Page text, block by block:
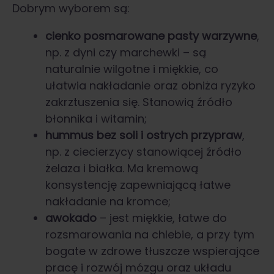
Dobrym wyborem są:
cienko posmarowane pasty warzywne,
np. z dyni czy marchewki – są
naturalnie wilgotne i miękkie, co
ułatwia nakładanie oraz obniża ryzyko
zakrztuszenia się. Stanowią źródło
błonnika i witamin;
hummus bez soli i ostrych przypraw,
np. z ciecierzycy stanowiącej źródło
żelaza i białka. Ma kremową
konsystencję zapewniającą łatwe
nakładanie na kromce;
awokado – jest miękkie, łatwe do
rozsmarowania na chlebie, a przy tym
bogate w zdrowe tłuszcze wspierające
pracę i rozwój mózgu oraz układu